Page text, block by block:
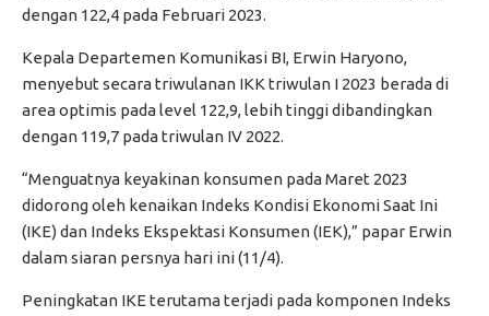
dengan 122,4 pada Februari 2023.
Kepala Departemen Komunikasi BI, Erwin Haryono,
menyebut secara triwulanan IKK triwulan I 2023 berada di
area optimis pada level 122,9, lebih tinggi dibandingkan
dengan 119,7 pada triwulan IV 2022.
“Menguatnya keyakinan konsumen pada Maret 2023
didorong oleh kenaikan Indeks Kondisi Ekonomi Saat Ini
(IKE) dan Indeks Ekspektasi Konsumen (IEK),” papar Erwin
dalam siaran persnya hari ini (11/4).
Peningkatan IKE terutama terjadi pada komponen Indeks